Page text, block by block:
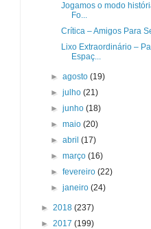
Jogamos o modo
Fo...
Crítica – Amigos Para
Lixo Extraordinário –
Espaç...
►agosto(19)
►julho(21)
►junho(18)
►maio(20)
►abril(17)
►março(16)
►fevereiro(22)
►janeiro(24)
► 2018 (237)
► 2017 (199)